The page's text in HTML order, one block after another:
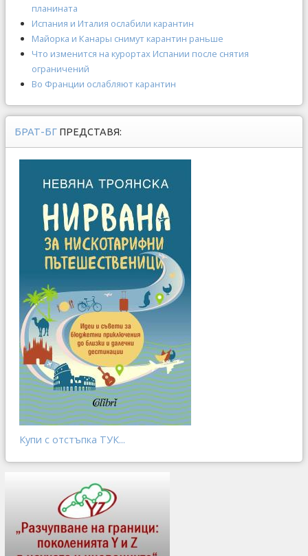
планината
Испания и Италия ослабили карантин
Майорка и Канары снимут карантин раньше
Что изменится на курортах Испании после снятия
ограничений
Во Франции ослабляют карантин
БРАТ-БГ ПРЕДСТАВЯ:
Купи с отстъпка ТУК...